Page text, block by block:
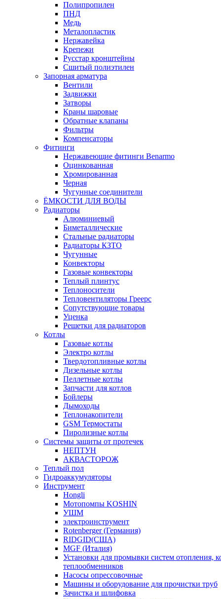
Полипропилен
ПНД
Медь
Металопластик
Нержавейка
Крепежи
Русстар кронштейны
Сшитый полиэтилен
Запорная арматура
Вентили
Задвижки
Затворы
Краны шаровые
Обратные клапаны
Фильтры
Компенсаторы
Фитинги
Нержавеющие фитинги Benarmo
Оцинкованная
Хромированная
Черная
Чугунные соединители
ЁМКОСТИ ДЛЯ ВОДЫ
Радиаторы
Алюминиевый
Биметаллические
Стальные радиаторы
Радиаторы КЗТО
Чугунные
Конвекторы
Газовые конвекторы
Теплый плинтус
Теплоносители
Тепловентиляторы Греерс
Сопутствующие товары
Уценка
Решетки для радиаторов
Котлы
Газовые котлы
Электро котлы
Твердотопливные котлы
Дизельные котлы
Пеллетные котлы
Запчасти для котлов
Бойлеры
Дымоходы
Теплонакопители
GSM Термостаты
Пиролизные котлы
Системы защиты от протечек
НЕПТУН
АКВАСТОРОЖ
Теплый пол
Гидроаккумуляторы
Инструмент
Hongli
Мотопомпы KOSHIN
УШМ
электроинструмент
Rotenberger (Германия)
RIDGID(США)
MGF (Италия)
Установки для промывки систем отопления,
теплообменников
Насосы опрессовочные
Машины и оборудование для прочистки труб
Зачистка и шлифовка